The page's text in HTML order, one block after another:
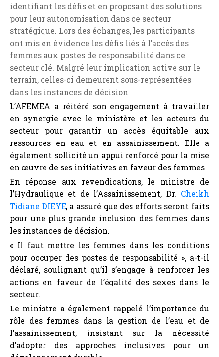
identifiant les défis et en proposant des solutions
pour leur autonomisation dans ce secteur
stratégique. Lors des échanges, les participants
ont mis en évidence les défis liés à l’accès des
femmes aux postes de responsabilité dans ce
secteur clé. Malgré leur implication active sur le
terrain, celles-ci demeurent sous-représentées
dans les instances de décision
L’AFEMEA a réitéré son engagement à travailler
en synergie avec le ministère et les acteurs du
secteur pour garantir un accès équitable aux
ressources en eau et en assainissement. Elle a
également sollicité un appui renforcé pour la mise
en œuvre de ses initiatives en faveur des femmes
En réponse aux revendications, le ministre de
l’Hydraulique et de l’Assainissement, Dr. Cheikh
Tidiane DIEYE, a assuré que des efforts seront faits
pour une plus grande inclusion des femmes dans
les instances de décision.
« Il faut mettre les femmes dans les conditions
pour occuper des postes de responsabilité », a-t-il
déclaré, soulignant qu’il s’engage à renforcer les
actions en faveur de l’égalité des sexes dans le
secteur.
Le ministre a également rappelé l’importance du
rôle des femmes dans la gestion de l’eau et de
l’assainissement, insistant sur la nécessité
d’adopter des approches inclusives pour un